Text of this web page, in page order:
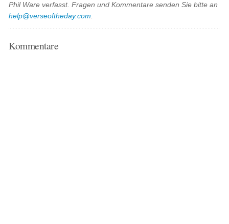
Phil Ware verfasst. Fragen und Kommentare senden Sie bitte an
help@verseoftheday.com
Kommentare